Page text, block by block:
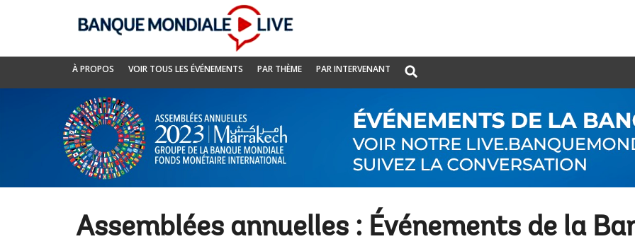
Navigation
Banque
mondiale
À PROPOS VOIR TOUS LES ÉVÉNEMENTS PAR THÈME PAR INTERVENANT
Global
Assemblées annuelles : Événements de la